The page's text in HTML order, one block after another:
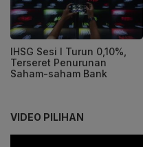
IHSG Sesi I Turun 0,10%,
Terseret Penurunan
Saham-saham Bank
VIDEO PILIHAN